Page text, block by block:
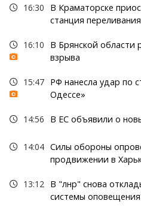
16:30
В Краматорске
станция
16:10
В Брянской
взрыва
15:47 РФ нанесла удар по
Одессе»
14:56 В ЕС объявили о
14:04 Силы обороны
продвижении в
13:12 В "лнр" снова
системы